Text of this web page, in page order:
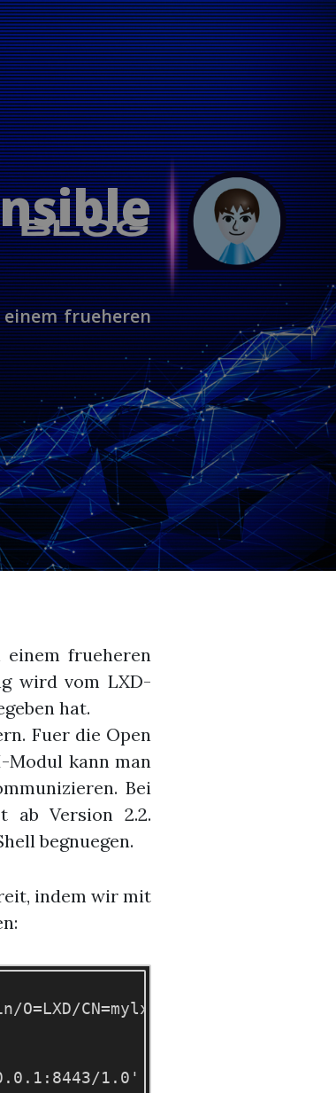
frueheren
frueheren
wird vom LXD-
hat.
Fuer die Open
Modul kann man
Bei
ab Version 2.2.
begnuegen.
indem wir mit
CN=mylxd" -days 3650 -
1.0'